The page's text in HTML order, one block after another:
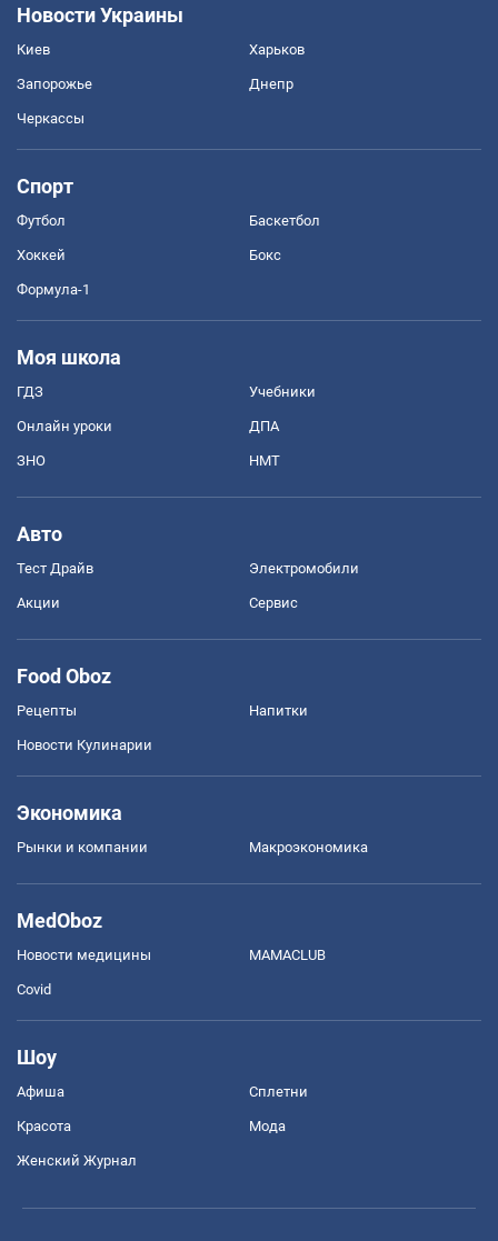
Новости Украины
Киев Харьков
Запорожье Днепр
Черкассы
Спорт
Футбол Баскетбол
Хоккей Бокс
Формула-1
Моя школа
ГДЗ Учебники
Онлайн уроки ДПА
ЗНО НМТ
Авто
Тест Драйв Электромобили
Акции Сервис
Food Oboz
Рецепты Напитки
Новости Кулинарии
Экономика
Рынки и компании Mакроэкономика
MedOboz
Новости медицины MAMACLUB
Covid
Шоу
Афиша Сплетни
Красота Мода
Женский Журнал